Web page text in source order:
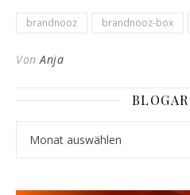
bleiben
brandnooz brandnooz-box
VonAnja